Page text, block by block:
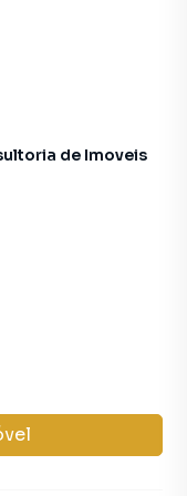
de Imoveis